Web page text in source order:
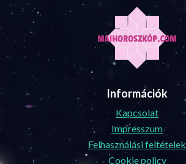
Információk
Kapcsolat
Impresszum
Felhasználási feltételek
Cookie policy